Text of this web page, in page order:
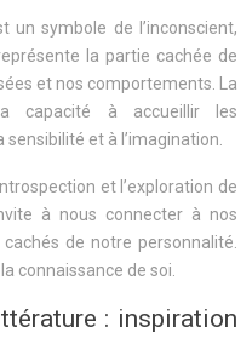
un symbole de l’inconscient,
la partie cachée de
et nos comportements. La
capacité à accueillir les
et à l’imagination.
et l’exploration de
à nous connecter à nos
de notre personnalité.
connaissance de soi.
: inspiration